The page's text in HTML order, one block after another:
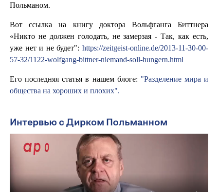
Польманом.
Вот ссылка на книгу доктора Вольфганга Биттнера
«Никто не должен голодать, не замерзая - Так, как есть,
уже нет и не будет": https://zeitgeist-online.de/2013-11-30-00-
57-32/1122-wolfgang-bittner-niemand-soll-hungern.html
Его последняя статья в нашем блоге: "Разделение мира и
общества на хороших и плохих".
Интервью с Дирком Польманном